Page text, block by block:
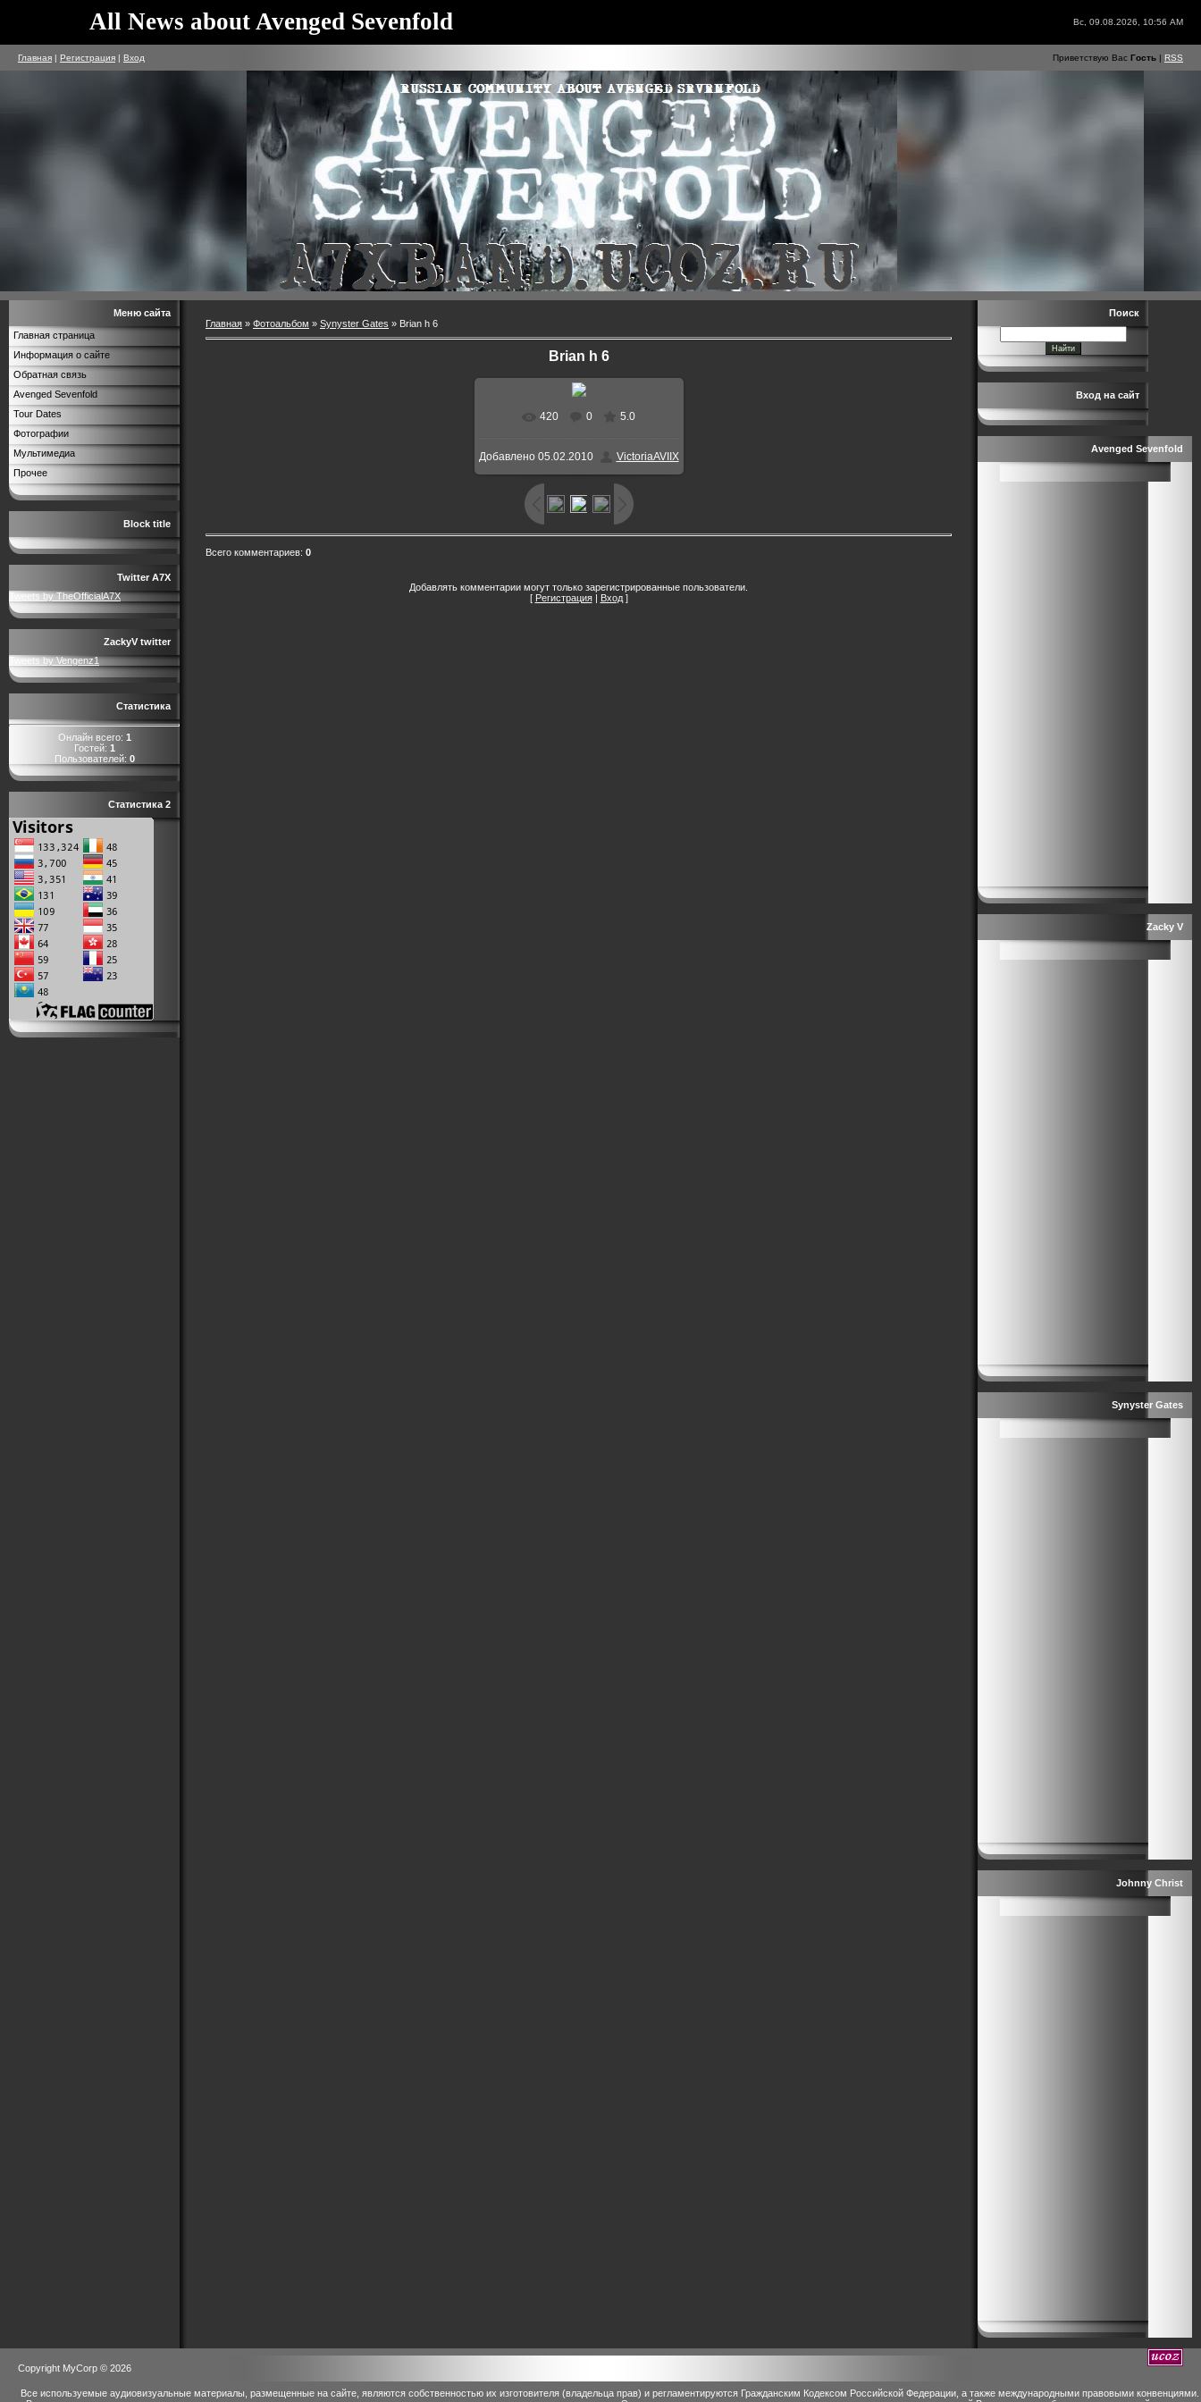
All News about Avenged Sevenfold Вс, 09.08.2026, 10:56 AM
Главная | Регистрация | Вход Приветствую Вас Гость | RSS
Меню сайта
Главная страница
Информация о сайте
Обратная связь
Avenged Sevenfold
Tour Dates
Фотографии
Мультимедиа
Прочее
Block title
Twitter A7X
Tweets by TheOfficialA7X
ZackyV twitter
Tweets by Vengenz1
Статистика
Онлайн всего: 1
Гостей: 1
Пользователей: 0
Статистика 2
Главная » Фотоальбом » Synyster Gates » Brian h 6
Brian h 6
В реальном размере 500x508
38.9Kb
420 0 5.0
Добавлено 05.02.2010 VictoriaAVIIX
Всего комментариев: 0
Добавлять комментарии могут только зарегистрированные пользователи.
[ Регистрация| Вход]
Поиск
Вход на сайт
Avenged Sevenfold
Zacky V
Synyster Gates
Johnny Christ
Copyright MyCorp © 2026
Все используемые аудиовизуальные материалы, размещенные на сайте, являются собственностью их изготовителя (владельца прав) и регламентируются Гражданским Кодексом Российской Федерации, а также международными правовыми конвенциями.